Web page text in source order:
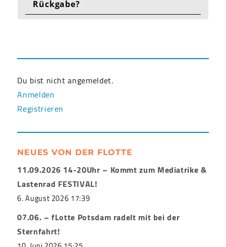
Rückgabe?
Du bist nicht angemeldet.
Anmelden
Registrieren
NEUES VON DER FLOTTE
11.09.2026 14-20Uhr – Kommt zum Mediatrike &
Lastenrad FESTIVAL!
6. August 2026 17:39
07.06. – fLotte Potsdam radelt mit bei der
Sternfahrt!